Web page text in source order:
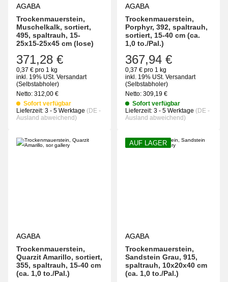
AGABA
Trockenmauerstein,
Muschelkalk, sortiert,
495, spaltrauh, 15-
25x15-25x45 cm (lose)
371,28 €
0,37 € pro 1 kg
inkl. 19% USt. Versandart
(Selbstabholer)
Netto: 312,00 €
Sofort verfügbar
Lieferzeit: 3 - 5 Werktage (DE -
Ausland abweichend)
AGABA
Trockenmauerstein,
Porphyr, 392, spaltrauh,
sortiert, 15-40 cm (ca.
1,0 to./Pal.)
367,94 €
0,37 € pro 1 kg
inkl. 19% USt. Versandart
(Selbstabholer)
Netto: 309,19 €
Sofort verfügbar
Lieferzeit: 3 - 5 Werktage (DE -
Ausland abweichend)
AGABA
Trockenmauerstein,
Quarzit Amarillo, sortiert,
355, spaltrauh, 15-40 cm
(ca. 1,0 to./Pal.)
AUF LAGER
AGABA
Trockenmauerstein,
Sandstein Grau, 915,
spaltrauh, 10x20x40 cm
(ca. 1,0 to./Pal.)